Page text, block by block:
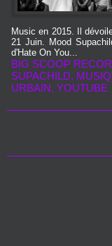
Music en 2015. Il
21 Juin. Mood
d'Hate On You...
BIG SCOOP
SUPACHILD,
URBAIN, YOUTUBE